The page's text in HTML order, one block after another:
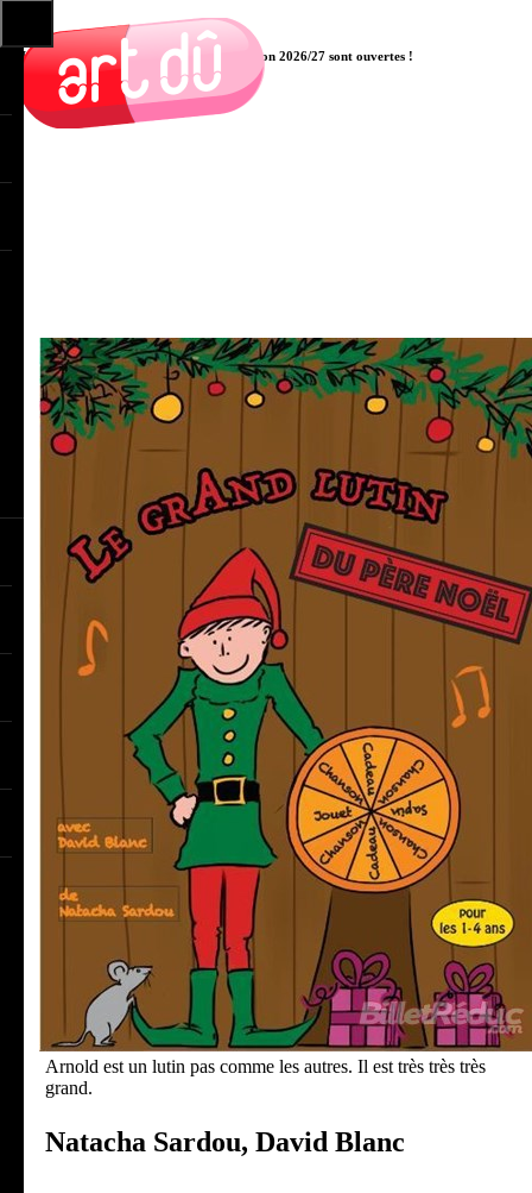
Les pré-inscriptions aux cours pour la saison 2026/27 sont ouvertes !
Arnold est un lutin pas comme les autres. Il est très très très
grand.
Natacha Sardou, David Blanc